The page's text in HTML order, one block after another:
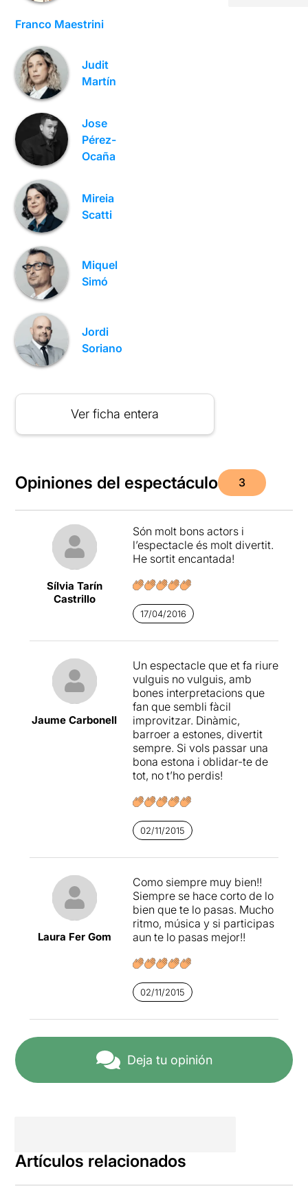
Franco Maestrini
Judit
Martín
Jose
Pérez-
Ocaña
Mireia
Scatti
Miquel
Simó
Jordi
Soriano
Ver ficha entera
Opiniones del espectáculo 3
Sílvia Tarín
Castrillo
Són molt bons actors i
l’espectacle és molt divertit.
He sortit encantada!
17/04/2016
Jaume Carbonell
Un espectacle que et fa riure
vulguis no vulguis, amb
bones interpretacions que
fan que sembli fàcil
improvitzar. Dinàmic,
barroer a estones, divertit
sempre. Si vols passar una
bona estona i oblidar-te de
tot, no t’ho perdis!
02/11/2015
Laura Fer Gom
Como siempre muy bien!!
Siempre se hace corto de lo
bien que te lo pasas. Mucho
ritmo, música y si participas
aun te lo pasas mejor!!
02/11/2015
Deja tu opinión
Artículos relacionados